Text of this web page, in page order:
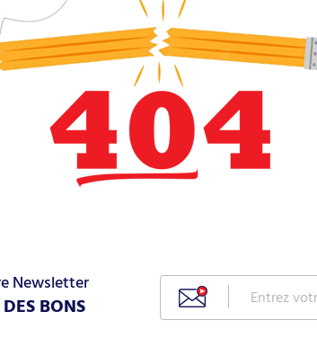
Newsletter
BONS